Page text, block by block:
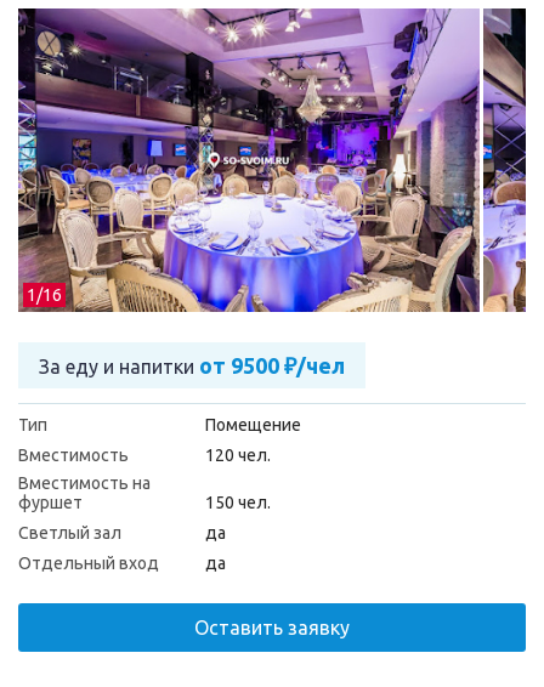
1/16
За еду и напитки от 9500 ₽/чел
Тип
Помещение
Вместимость
120 чел.
Вместимость на
фуршет
150 чел.
Светлый зал
да
Отдельный вход
да
Оставить заявку